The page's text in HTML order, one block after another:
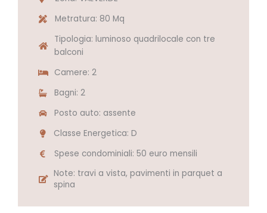
Metratura: 80 Mq
Tipologia: luminoso quadrilocale con tre
balconi
Camere: 2
Bagni: 2
Posto auto: assente
Classe Energetica: D
Spese condominiali: 50 euro mensili
Note: travi a vista, pavimenti in parquet a
spina